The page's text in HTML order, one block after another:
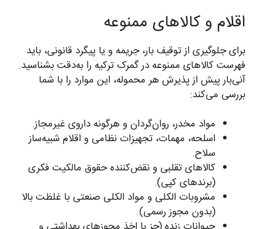
اقلام و کالاهای ممنوعه
برای جلوگیری از توقیف بار، جریمه و یا پیگرد قانونی، باید
فهرست کالاهای ممنوعه در گمرک ترکیه را به‌دقت بشناسید.
آنی‌بار پیش از پذیرش هر محموله، این موارد را با شما
بررسی می‌کند:
مواد مخدر، روان‌گردان و هرگونه داروی غیرمجاز.
اسلحه، مهمات، تجهیزات نظامی و اقلام شبیه‌ساز
سلاح.
کالاهای تقلبی و نقض‌کننده حقوق مالکیت فکری
(برندهای کپی).
مشروبات الکلی و مواد الکلی صنعتی با غلظت بالا
(بدون مجوز رسمی).